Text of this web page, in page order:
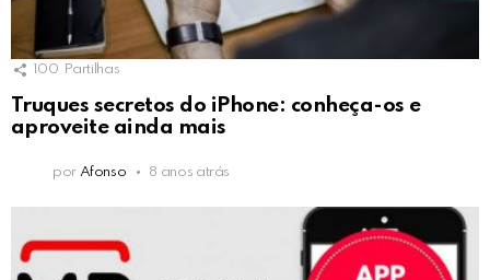
100 Partilhas
Truques secretos do iPhone: conheça-os e
aproveite ainda mais
por Afonso 8 anos atrás